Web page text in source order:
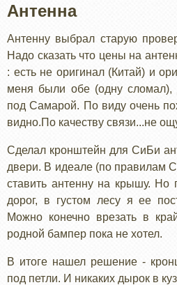
Антенна
Антенну выбрал старую
Надо сказать что цены на
: есть не оригинал (Китай) и
меня были обе (одну сломал),
под Самарой. По виду очень
видно.По качеству связи...не
Сделал кронштейн для СиБи
двери. В идеале (по правилам
ставить антенну на крышу. Но
дорог, в густом лесу я ее
Можно конечно врезать в
родной бампер пока не хотел.
В итоге нашел решение -
под петли. И никаких дырок в